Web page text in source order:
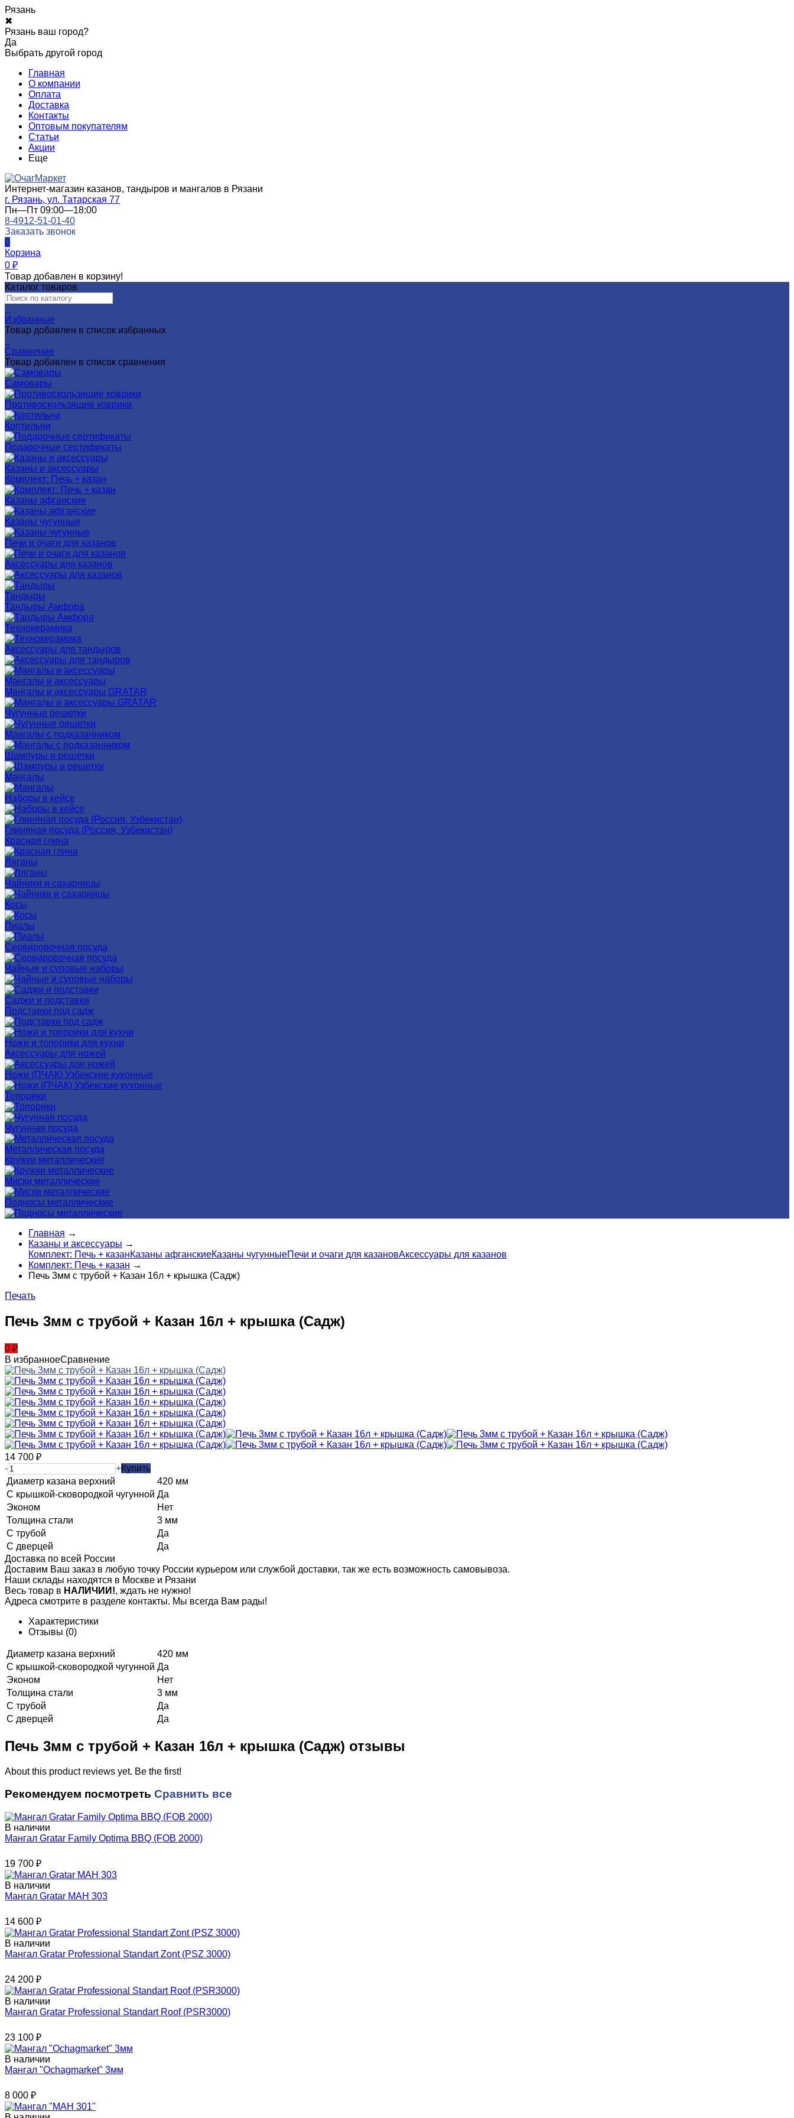
Рязань
✖
Рязань ваш город?
Да
Выбрать другой город
Главная
О компании
Оплата
Доставка
Контакты
Оптовым покупателям
Статьи
Акции
Еще
Интернет-магазин казанов, тандыров и мангалов в Рязани
г. Рязань, ул. Татарская 77
Пн—Пт 09:00—18:00
8-4912-51-01-40
Заказать звонок
0
Корзина
0 ₽
Товар добавлен в корзину!
Каталог товаров
Избранные
Товар добавлен в список избранных
Сравнение
Товар добавлен в список сравнения
Самовары
Противоскользящие коврики
Коптильни
Подарочные сертификаты
Казаны и аксессуары
Комплект: Печь + казан
Казаны афганские
Казаны чугунные
Печи и очаги для казанов
Аксессуары для казанов
Тандыры
Тандыры Амфора
Технокерамика
Аксессуары для тандыров
Мангалы и аксессуары
Мангалы и аксессуары GRATAR
Чугунные решетки
Мангалы с подказанником
Шампуры и решетки
Мангалы
Наборы в кейсе
Глиняная посуда (Россия, Узбекистан)
Красная глина
Ляганы
Чайники и сахарницы
Косы
Пиалы
Сервировочная посуда
Чайные и суповые наборы
Саджи и подставки
Подставки под садж
Ножи и топорики для кухни
Аксессуары для ножей
Ножи (ПЧАК) Узбекские кухонные
Топорики
Чугунная посуда
Металлическая посуда
Кружки металлические
Миски металлические
Подносы металлические
Главная →
Казаны и аксессуары →
Комплект: Печь + казанКазаны афганскиеКазаны чугунныеПечи и очаги для казановАксессуары для казанов
Комплект: Печь + казан →
Печь 3мм с трубой + Казан 16л + крышка (Садж)
Печать
Печь 3мм с трубой + Казан 16л + крышка (Садж)
0 ₽
В избранноеСравнение
14 700 ₽
-
+Купить
Диаметр казана верхний
420 мм
С крышкой-сковородкой чугунной Да
Эконом
Нет
Толщина стали
3 мм
С трубой
Да
С дверцей
Да
Доставка по всей России
Доставим Ваш заказ в любую точку России курьером или службой доставки, так же есть возможность самовывоза.
Наши склады находятся в Москве и Рязани
Весь товар в НАЛИЧИИ!, ждать не нужно!
Адреса смотрите в разделе контакты. Мы всегда Вам рады!
Характеристики
Отзывы (0)
Диаметр казана верхний
420 мм
С крышкой-сковородкой чугунной Да
Эконом
Нет
Толщина стали
3 мм
С трубой
Да
С дверцей
Да
Печь 3мм с трубой + Казан 16л + крышка (Садж) отзывы
About this product reviews yet. Be the first!
Рекомендуем посмотреть Сравнить все
В наличии
Мангал Gratar Family Optima BBQ (FOB 2000)
19 700 ₽
В наличии
Мангал Gratar МАН 303
14 600 ₽
В наличии
Мангал Gratar Professional Standart Zont (PSZ 3000)
24 200 ₽
В наличии
Мангал Gratar Professional Standart Roof (PSR3000)
23 100 ₽
В наличии
Мангал "Ochagmarket" 3мм
8 000 ₽